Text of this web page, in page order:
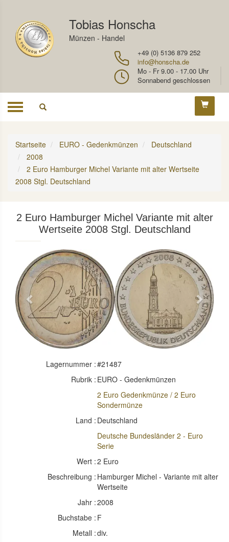
Tobias Honscha
Münzen - Handel
+49 (0) 5136 879 252
info@honscha.de
Mo - Fr 9.00 - 17.00 Uhr
Sonnabend geschlossen
Toggle
Startseite EURO - Gedenkmünzen
Deutschland
2008
2 Euro Hamburger Michel Variante mit alter Wertseite
2008 Stgl. Deutschland
2 Euro Hamburger Michel Variante mit alter
Wertseite 2008 Stgl. Deutschland
Previous Next
Lagernummer :#21487
Rubrik : EURO - Gedenkmünzen
2 Euro Gedenkmünze / 2 Euro
Sondermünze
Land : Deutschland
Deutsche Bundesländer 2 - Euro
Serie
Wert :2 Euro
Beschreibung : Hamburger Michel - Variante mit alter
Wertseite
Jahr :2008
Buchstabe : F
Metall :div.